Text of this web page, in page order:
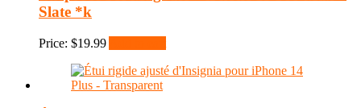
Slate *k
Price: $19.99